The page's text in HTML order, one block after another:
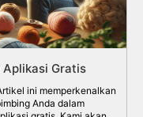
Aplikasi Gratis
ini memperkenalkan
Anda dalam